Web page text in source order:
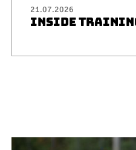
21.07.2026
INSIDE